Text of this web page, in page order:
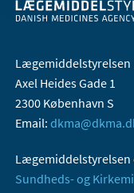
Lægemiddelstyrelsen
Axel Heides Gade 1
2300 København S
Email:
Lægemiddelstyrelsen
Sundheds- og